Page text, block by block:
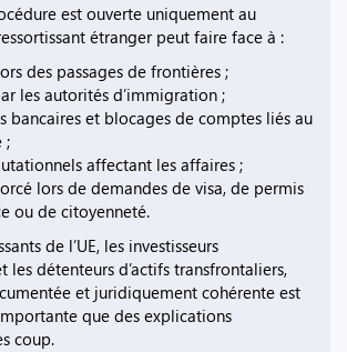
est ouverte uniquement au
étranger peut faire face à :
des passages de frontières ;
les autorités d’immigration ;
bancaires et blocages de comptes liés au
;
affectant les affaires ;
lors de demandes de visa, de permis
ou de citoyenneté.
de l’UE, les investisseurs
les détenteurs d’actifs transfrontaliers,
et juridiquement cohérente est
que des explications
coup.